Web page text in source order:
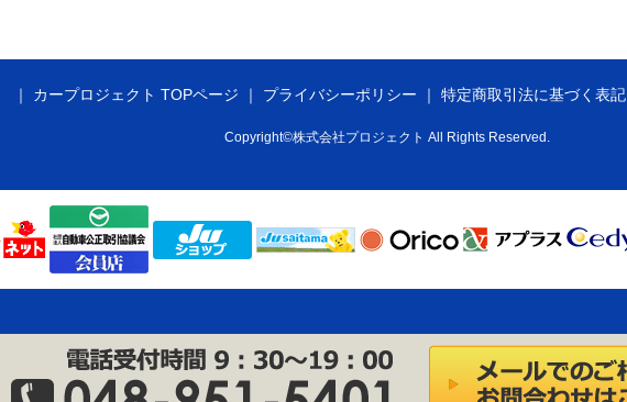
カープロジェクト TOPページ プライバシーポリシー 特定商取引法に基づく表記
Copyright©株式会社プロジェクト All Rights Reserved.